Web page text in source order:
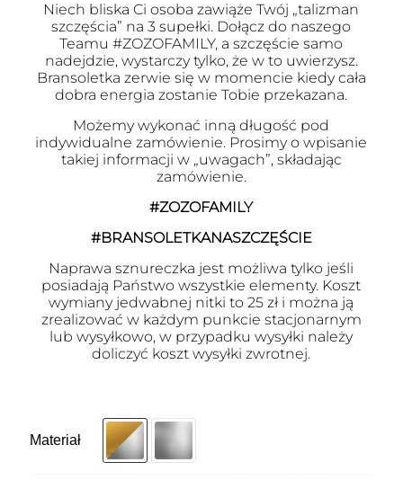
Niech bliska Ci osoba zawiąże Twój „talizman
szczęścia” na 3 supełki. Dołącz do naszego
Teamu #ZOZOFAMILY, a szczęście samo
nadejdzie, wystarczy tylko, że w to uwierzysz.
Bransoletka zerwie się w momencie kiedy cała
dobra energia zostanie Tobie przekazana.
Możemy wykonać inną długość pod
indywidualne zamówienie. Prosimy o wpisanie
takiej informacji w „uwagach”, składając
zamówienie.
#ZOZOFAMILY
#BRANSOLETKANASZCZĘŚCIE
Naprawa sznureczka jest możliwa tylko jeśli
posiadają Państwo wszystkie elementy. Koszt
wymiany jedwabnej nitki to 25 zł i można ją
zrealizować w każdym punkcie stacjonarnym
lub wysyłkowo, w przypadku wysyłki należy
doliczyć koszt wysyłki zwrotnej.
Materiał